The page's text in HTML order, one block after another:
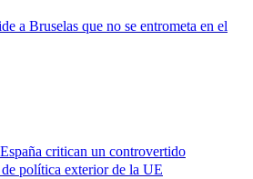
a Bruselas que no se entrometa en el
critican un controvertido
política exterior de la UE